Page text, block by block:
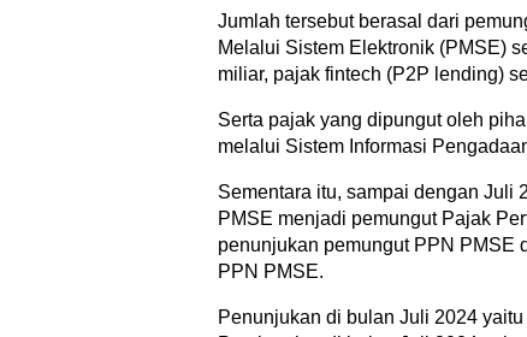
Jumlah tersebut berasal dari
Melalui Sistem Elektronik (PMSE)
miliar, pajak fintech (P2P lending)
Serta pajak yang dipungut oleh
melalui Sistem Informasi
Sementara itu, sampai dengan Juli
PMSE menjadi pemungut Pajak
penunjukan pemungut PPN PMSE
PPN PMSE.
Penunjukan di bulan Juli 2024